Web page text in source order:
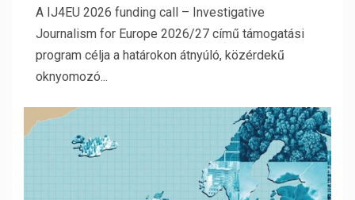
A IJ4EU 2026 funding call – Investigative
Journalism for Europe 2026/27 című támogatási
program célja a határokon átnyúló, közérdekű
oknyomozó...